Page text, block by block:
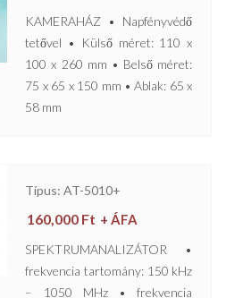
KAMERAHÁZ • Napfényvédő
tetővel • Külső méret: 110 x
100 x 260 mm • Belső méret:
75 x 65 x 150 mm • Ablak: 65 x
58 mm
Típus: AT-5010+
160,000 Ft + ÁFA
SPEKTRUMANALIZÁTOR •
frekvencia tartomány: 150 kHz
– 1050 MHz • frekvencia